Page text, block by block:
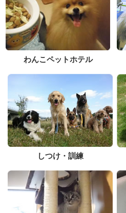
わんこペットホテル
しつけ・訓練